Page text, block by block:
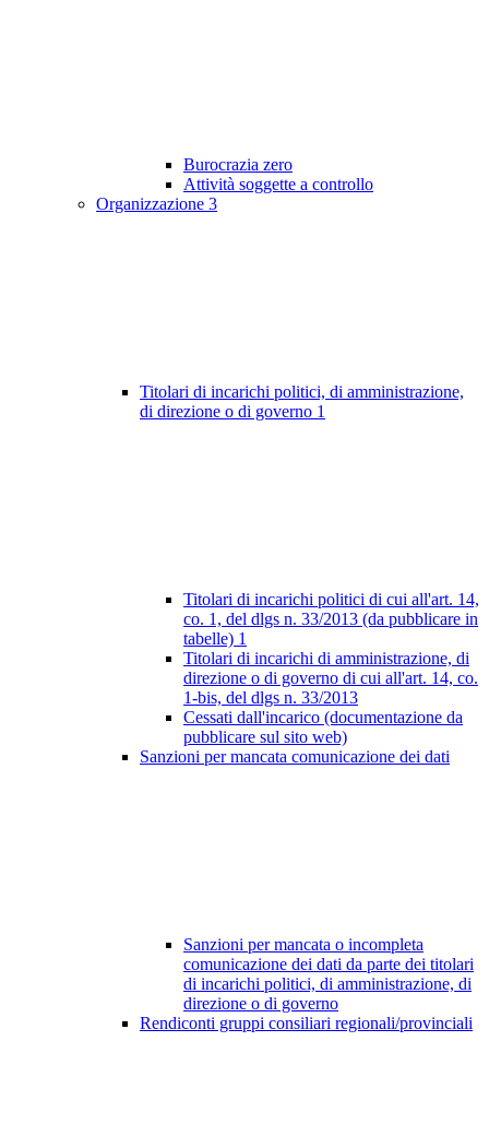
Burocrazia zero
Attività soggette a controllo
Organizzazione 3
Titolari di incarichi politici, di amministrazione,
di direzione o di governo 1
Titolari di incarichi politici di cui all'art. 14,
co. 1, del dlgs n. 33/2013 (da pubblicare in
tabelle) 1
Titolari di incarichi di amministrazione, di
direzione o di governo di cui all'art. 14, co.
1-bis, del dlgs n. 33/2013
Cessati dall'incarico (documentazione da
pubblicare sul sito web)
Sanzioni per mancata comunicazione dei dati
Sanzioni per mancata o incompleta
comunicazione dei dati da parte dei titolari
di incarichi politici, di amministrazione, di
direzione o di governo
Rendiconti gruppi consiliari regionali/provinciali